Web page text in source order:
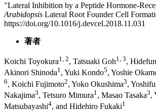
"Lateral Inhibition by a Peptide Hormone-
Arabidopsis Lateral Root Founder Cell
https://doi.org/10.1016/j.devcel.2018.11.031
著者
Koichi Toyokura1, 2, Tatsuaki Goh1, 3,
Akinori Shinoda1, Yuki Kondo5, Yoshie
6, Koichi Fujimoto2, Yoko Okushima3,
Nakajima3, Tetsuro Mimura1 , Masao Tasaka3,
Matsubayashi4, and Hidehiro Fukaki1